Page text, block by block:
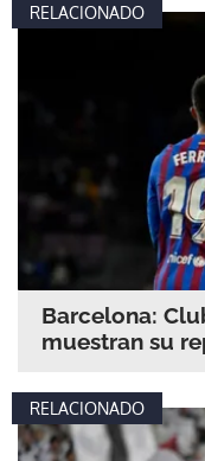
RELACIONADO
Barcelona:
muestran su
RELACIONADO